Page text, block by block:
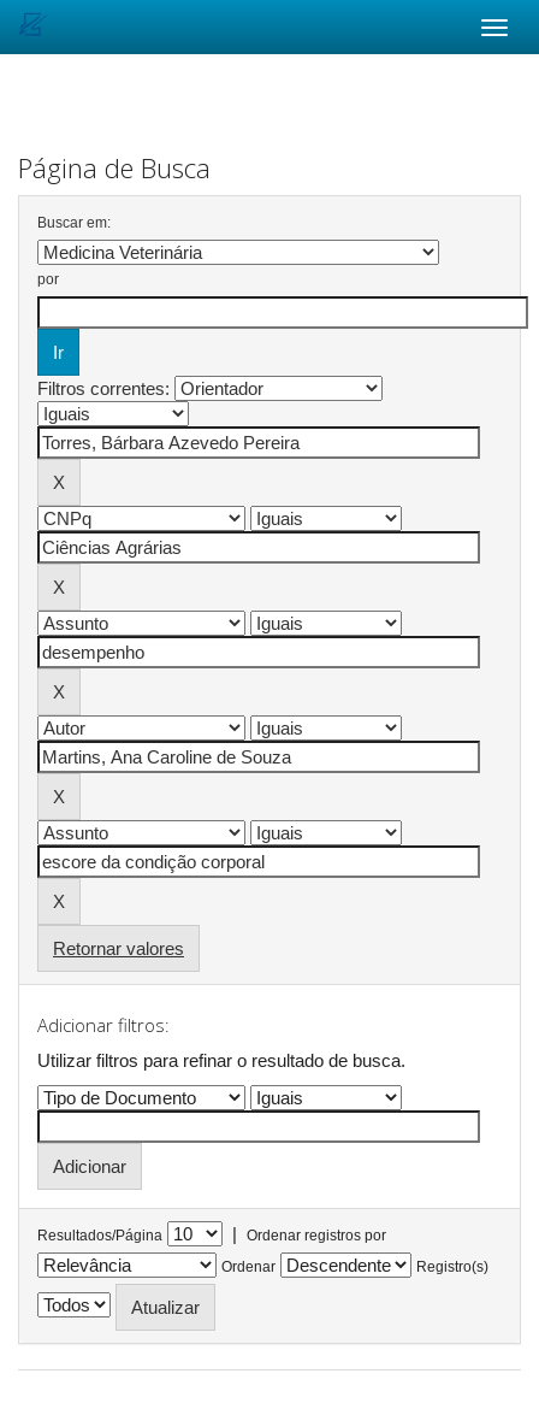
Página de Busca
Buscar em:
por
Filtros correntes:
Retornar valores
Adicionar filtros:
Utilizar filtros para refinar o resultado de busca.
Resultados/Página |
Ordenar registros por
Ordenar
Registro(s)